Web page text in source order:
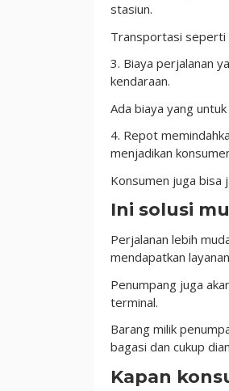
stasiun.
Transportasi seperti
3. Biaya perjalanan
kendaraan.
Ada biaya yang
4. Repot
menjadikan
Konsumen juga bisa
Ini solusi
Perjalanan lebih
mendapatkan
Penumpang juga
terminal.
Barang milik
bagasi dan cukup
Kapan